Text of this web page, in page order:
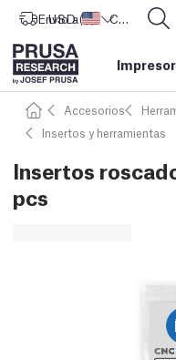
Envío a Estados
USD ($) CORE One L: ¡Ya disponible!
Accesorios
Insertos y herramientas
Insertos
pcs